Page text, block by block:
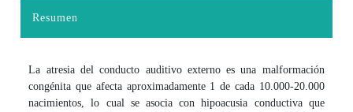
Resumen
La atresia del conducto auditivo externo es una malformación
congénita que afecta aproximadamente 1 de cada 10.000-20.000
nacimientos, lo cual se asocia con hipoacusia conductiva que